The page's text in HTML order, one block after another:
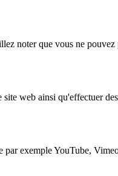
noter que vous ne
web ainsi qu'effectuer
exemple YouTube,